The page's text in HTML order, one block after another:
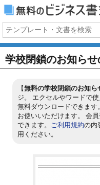
学校閉鎖のお知ら
【無料の学校閉鎖のお知
ジ。 エクセルやワードで使
無料ダウンロードできます
お使いいただけます。 会
できます。 ご利用規約の内
用ください。